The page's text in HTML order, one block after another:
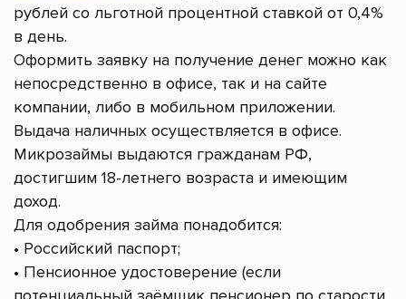
рублей со льготной процентной ставкой от 0,4%
в день.
Оформить заявку на получение денег можно как
непосредственно в офисе, так и на сайте
компании, либо в мобильном приложении.
Выдача наличных осуществляется в офисе.
Микрозаймы выдаются гражданам РФ,
достигшим 18-летнего возраста и имеющим
доход.
Для одобрения займа понадобится:
• Российский паспорт;
• Пенсионное удостоверение (если